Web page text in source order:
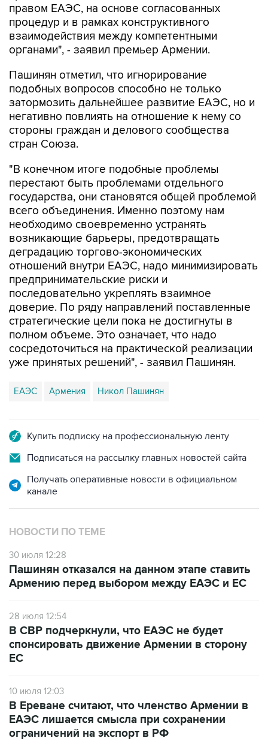
правом ЕАЭС, на основе согласованных
процедур и в рамках конструктивного
взаимодействия между компетентными
органами", - заявил премьер Армении.
Пашинян отметил, что игнорирование
подобных вопросов способно не только
затормозить дальнейшее развитие ЕАЭС, но и
негативно повлиять на отношение к нему со
стороны граждан и делового сообщества
стран Союза.
"В конечном итоге подобные проблемы
перестают быть проблемами отдельного
государства, они становятся общей проблемой
всего объединения. Именно поэтому нам
необходимо своевременно устранять
возникающие барьеры, предотвращать
деградацию торгово-экономических
отношений внутри ЕАЭС, надо минимизировать
предпринимательские риски и
последовательно укреплять взаимное
доверие. По ряду направлений поставленные
стратегические цели пока не достигнуты в
полном объеме. Это означает, что надо
сосредоточиться на практической реализации
уже принятых решений", - заявил Пашинян.
ЕАЭС Армения Никол Пашинян
Купить подписку на профессиональную ленту
Подписаться на рассылку главных новостей сайта
Получать оперативные новости в официальном
канале
НОВОСТИ ПО ТЕМЕ
30 июля 12:28
Пашинян отказался на данном этапе ставить
Армению перед выбором между ЕАЭС и ЕС
28 июля 12:54
В СВР подчеркнули, что ЕАЭС не будет
спонсировать движение Армении в сторону
ЕС
10 июля 12:03
В Ереване считают, что членство Армении в
ЕАЭС лишается смысла при сохранении
ограничений на экспорт в РФ